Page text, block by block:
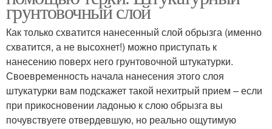
грунтовочный слой
Как только схватится нанесенный слой обрызга (именно
схватится, а не высохнет!) можно приступать к
нанесению поверх него грунтовочной штукатурки.
Своевременность начала нанесения этого слоя
штукатурки вам подскажет такой нехитрый прием – если
при прикосновении ладонью к слою обрызга вы
почувствуете отвердевшую, но реально ощутимую